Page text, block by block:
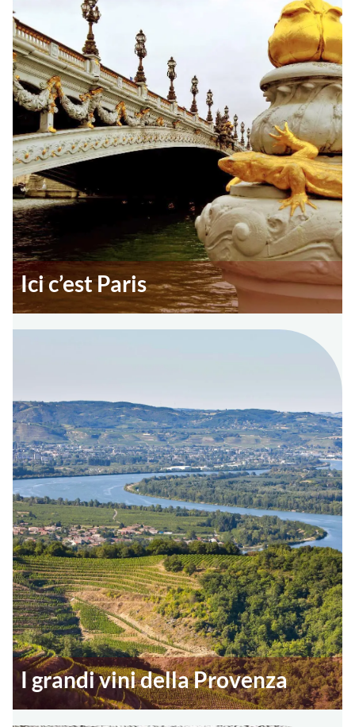
Ici c’est Paris
I grandi vini della Provenza